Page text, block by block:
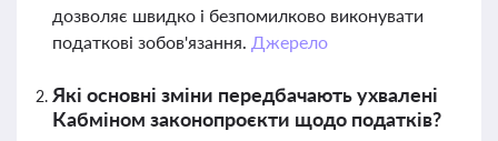
дозволяє швидко і безпомилково виконувати
податкові зобов'язання. Джерело
Які основні зміни передбачають ухвалені
Кабміном законопроєкти щодо податків?